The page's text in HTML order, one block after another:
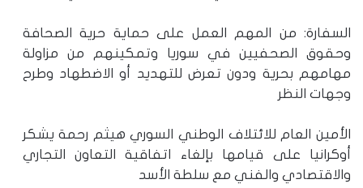
السفارة: من المهم العمل على حماية حرية الصحافة
وحقوق الصحفيين في سوريا وتمكينهم من مزاولة
مهامهم بحرية ودون تعرض للتهديد أو الاضطهاد وطرح
وجهات النظر
الأمين العام للائتلاف الوطني السوري هيثم رحمة يشكر
أوكرانيا على قيامها بإلغاء اتفاقية التعاون التجاري
والاقتصادي والفني مع سلطة الأسد